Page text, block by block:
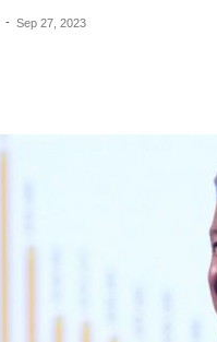
- Sep 27, 2023